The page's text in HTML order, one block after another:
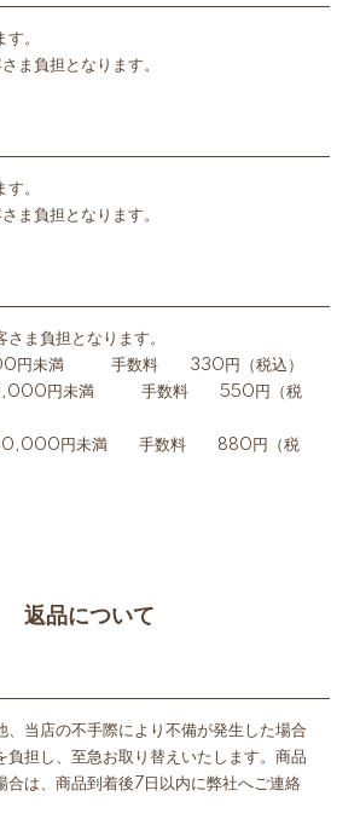
。
ま負担となります。
。
ま負担となります。
ま負担となります。
未満 手数料 330円（税込）
円未満 手数料 550円（税
円未満 手数料 880円（税
返品について
、当店の不手際により不備が発生した場合
負担し、至急お取り替えいたします。商品
合は、商品到着後7日以内に弊社へご連絡